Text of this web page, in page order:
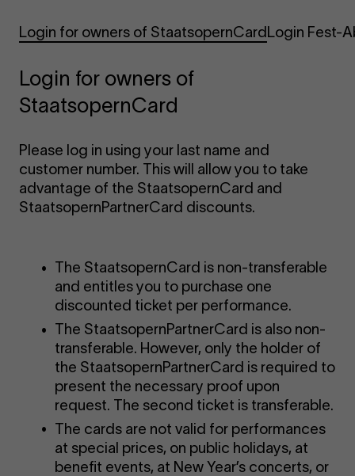
Login for owners of StaatsopernCardLogin Fest-
Login for owners of
StaatsopernCard
Please log in using your last name and
customer number. This will allow you to take
advantage of the StaatsopernCard and
StaatsopernPartnerCard discounts.
The StaatsopernCard is non-transferable
and entitles you to purchase one
discounted ticket per performance.
The StaatsopernPartnerCard is also non-
transferable. However, only the holder of
the StaatsopernPartnerCard is required to
present the necessary proof upon
request. The second ticket is transferable.
The cards are not valid for performances
at special prices, on public holidays, at
benefit events, at New Year’s concerts, or